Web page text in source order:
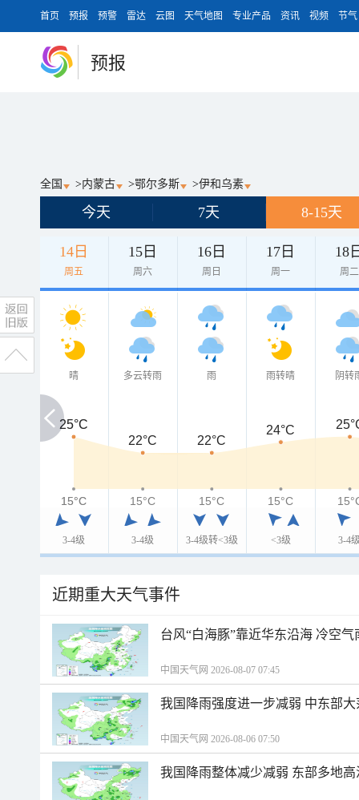
首页 预报 预警 雷达 云图 天气地图 专业产品 资讯 视频 节气
预报
全国 >内蒙古 >鄂尔多斯 >伊和乌素
今天 7天 8-15天
14日
周五
15日
周六
16日
周日
17日
周一
18
周二
晴
3-4级
多云转雨
3-4级
雨
3-4级转<3级
雨转晴
<3级
阴转
3-4
25°C
25°C
22°C
22°C
24°C
15°C
15°C 15°C 15°C 15°C
近期重大天气事件
台风“白海豚”靠近华东沿海 冷空
中国天气网 2026-08-07 07:45
我国降雨强度进一步减弱 中东部
中国天气网 2026-08-06 07:50
我国降雨整体减少减弱 东部多地